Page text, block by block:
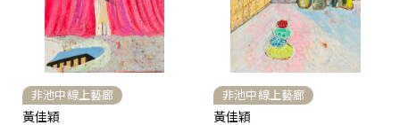
非池中線上藝廊
黃佳穎
非池中線上藝廊
黃佳穎